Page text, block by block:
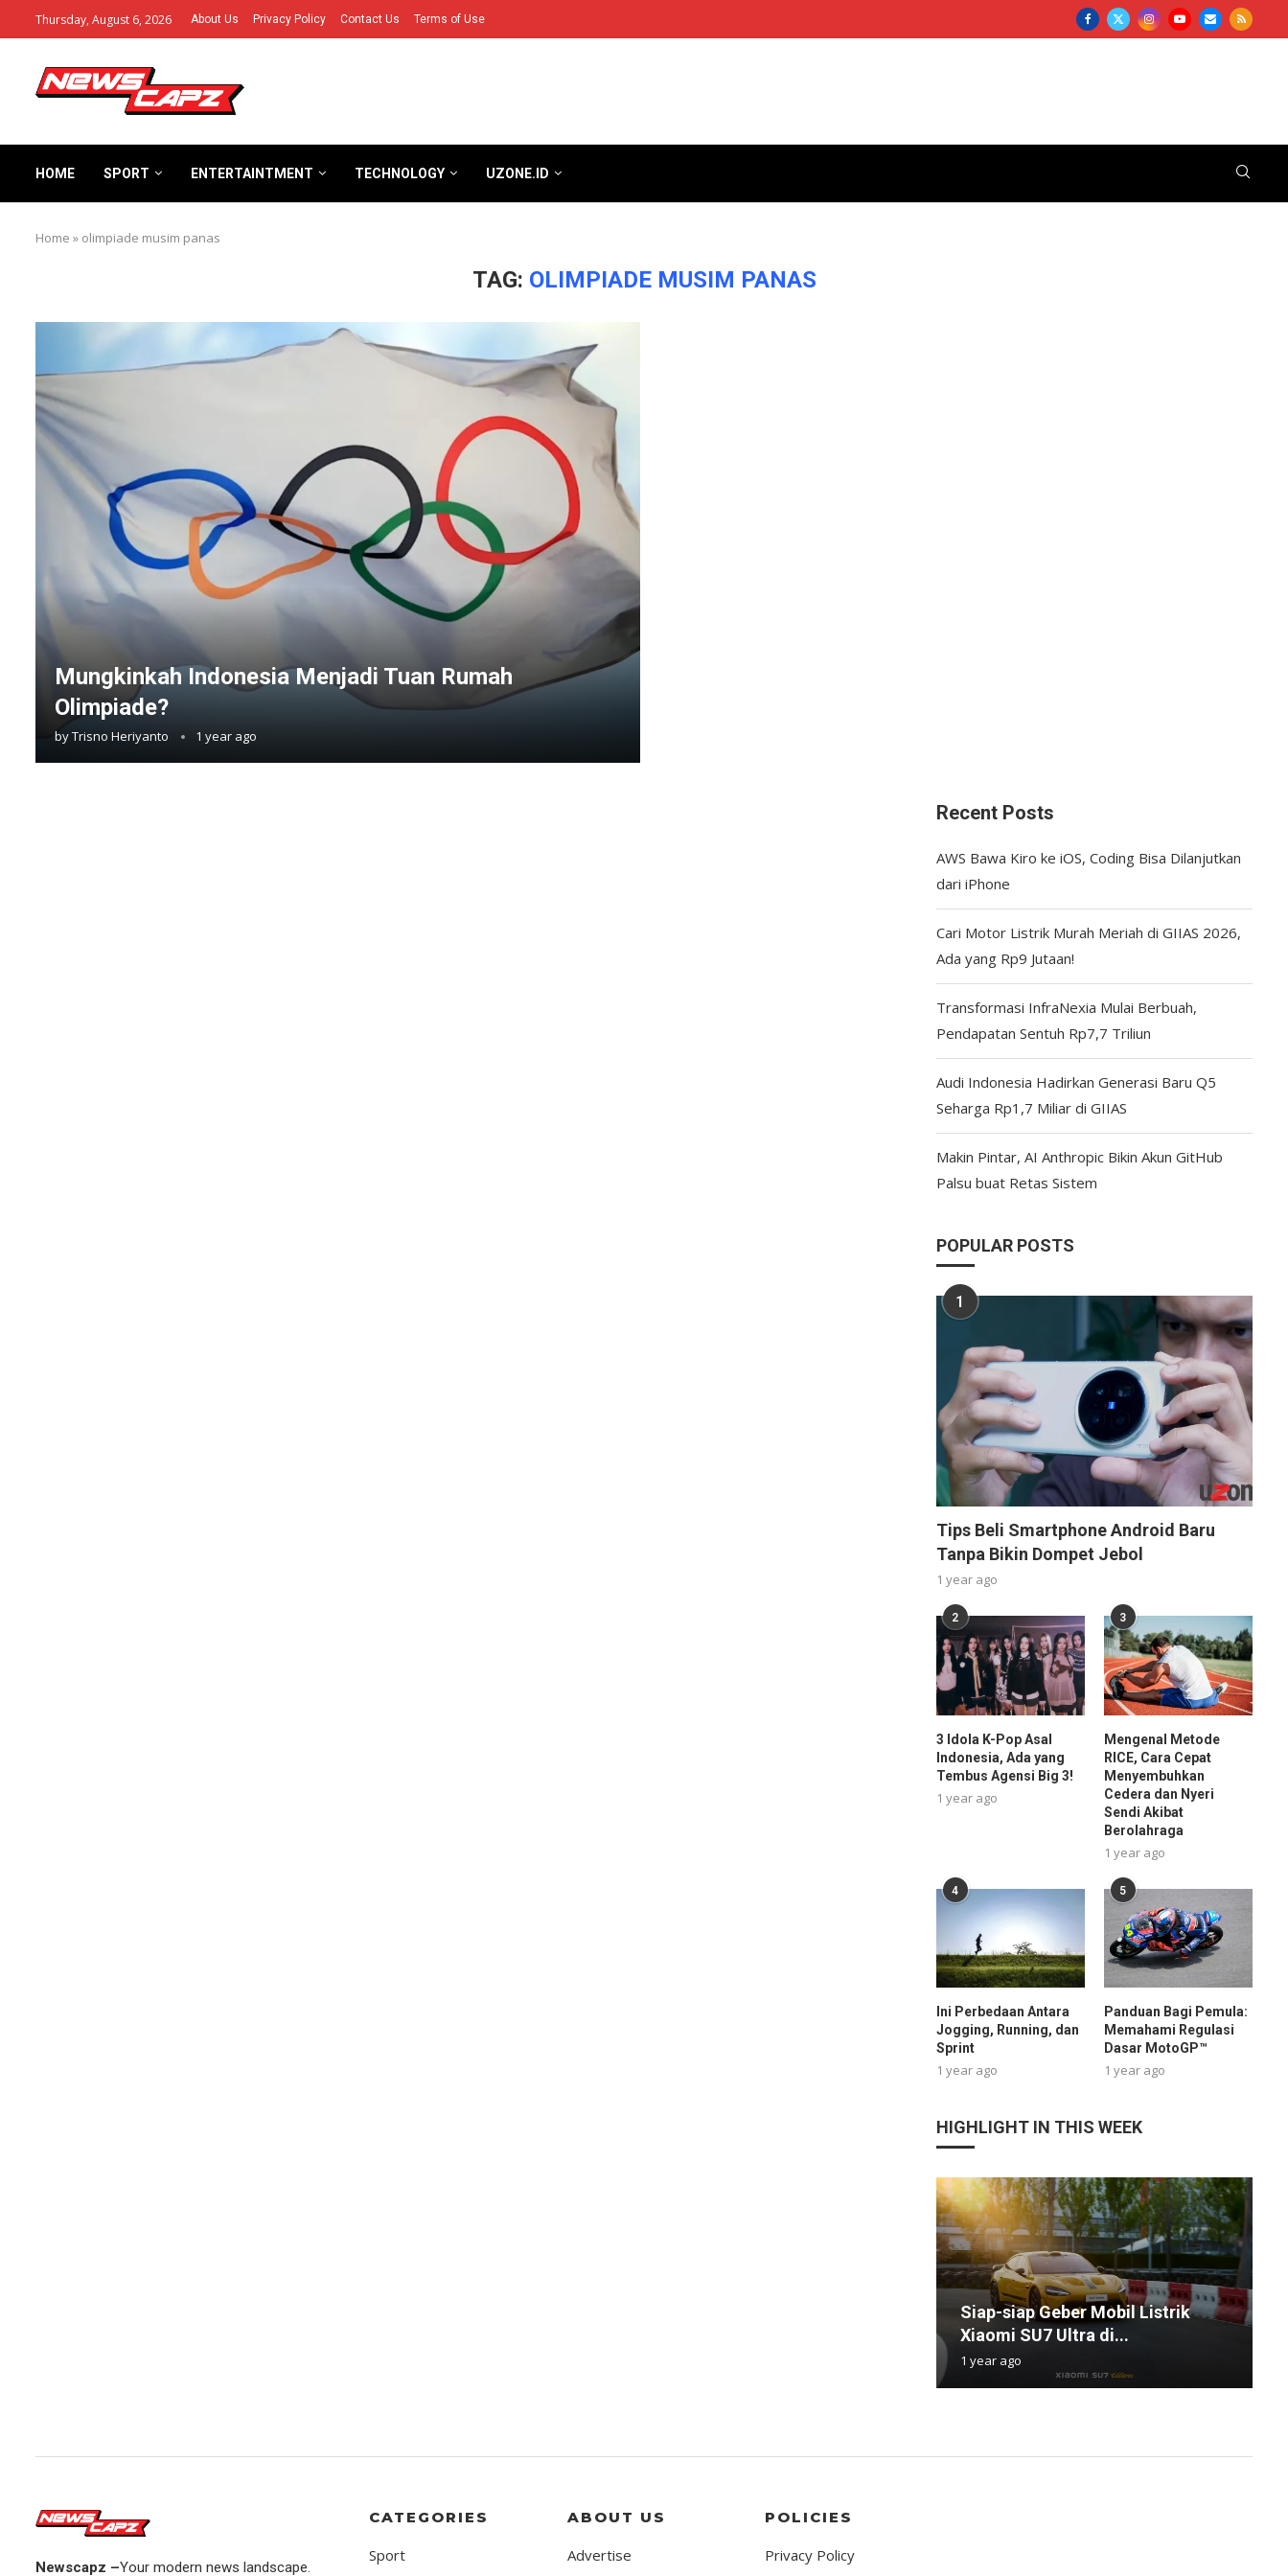
Thursday, August 6, 2026 About Us Privacy Policy Contact Us Terms of Use
HOME SPORT ENTERTAINTMENT TECHNOLOGY UZONE.ID
Home » olimpiade musim panas
TAG: OLIMPIADE MUSIM PANAS
Mungkinkah Indonesia Menjadi Tuan Rumah
Olimpiade?
byTrisno Heriyanto 1 year ago
Recent Posts
AWS Bawa Kiro ke iOS, Coding Bisa Dilanjutkan
dari iPhone
Cari Motor Listrik Murah Meriah di GIIAS 2026,
Ada yang Rp9 Jutaan!
Transformasi InfraNexia Mulai Berbuah,
Pendapatan Sentuh Rp7,7 Triliun
Audi Indonesia Hadirkan Generasi Baru Q5
Seharga Rp1,7 Miliar di GIIAS
Makin Pintar, AI Anthropic Bikin Akun GitHub
Palsu buat Retas Sistem
POPULAR POSTS
1
Tips Beli Smartphone Android Baru
Tanpa Bikin Dompet Jebol
1 year ago
2
3 Idola K-Pop Asal
Indonesia, Ada yang
Tembus Agensi Big 3!
1 year ago
3
Mengenal Metode
RICE, Cara Cepat
Menyembuhkan
Cedera dan Nyeri
Sendi Akibat
Berolahraga
1 year ago
4
Ini Perbedaan Antara
Jogging, Running, dan
Sprint
1 year ago
5
Panduan Bagi Pemula:
Memahami Regulasi
Dasar MotoGP™
1 year ago
HIGHLIGHT IN THIS WEEK
Siap-siap Geber Mobil Listrik
Xiaomi SU7 Ultra di...
1 year ago
Newscapz –Your modern news landscape.
CATEGORIES
Sport
ABOUT US
Advertise
POLICIES
Privacy Policy